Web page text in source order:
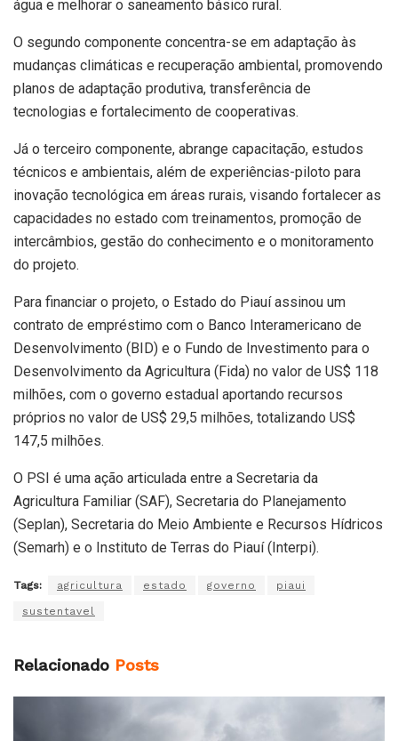
água e melhorar o saneamento básico rural.
O segundo componente concentra-se em adaptação às
mudanças climáticas e recuperação ambiental, promovendo
planos de adaptação produtiva, transferência de
tecnologias e fortalecimento de cooperativas.
Já o terceiro componente, abrange capacitação, estudos
técnicos e ambientais, além de experiências-piloto para
inovação tecnológica em áreas rurais, visando fortalecer as
capacidades no estado com treinamentos, promoção de
intercâmbios, gestão do conhecimento e o monitoramento
do projeto.
Para financiar o projeto, o Estado do Piauí assinou um
contrato de empréstimo com o Banco Interamericano de
Desenvolvimento (BID) e o Fundo de Investimento para o
Desenvolvimento da Agricultura (Fida) no valor de US$ 118
milhões, com o governo estadual aportando recursos
próprios no valor de US$ 29,5 milhões, totalizando US$
147,5 milhões.
O PSI é uma ação articulada entre a Secretaria da
Agricultura Familiar (SAF), Secretaria do Planejamento
(Seplan), Secretaria do Meio Ambiente e Recursos Hídricos
(Semarh) e o Instituto de Terras do Piauí (Interpi).
Tags: agricultura estado governo piaui
sustentavel
Relacionado Posts